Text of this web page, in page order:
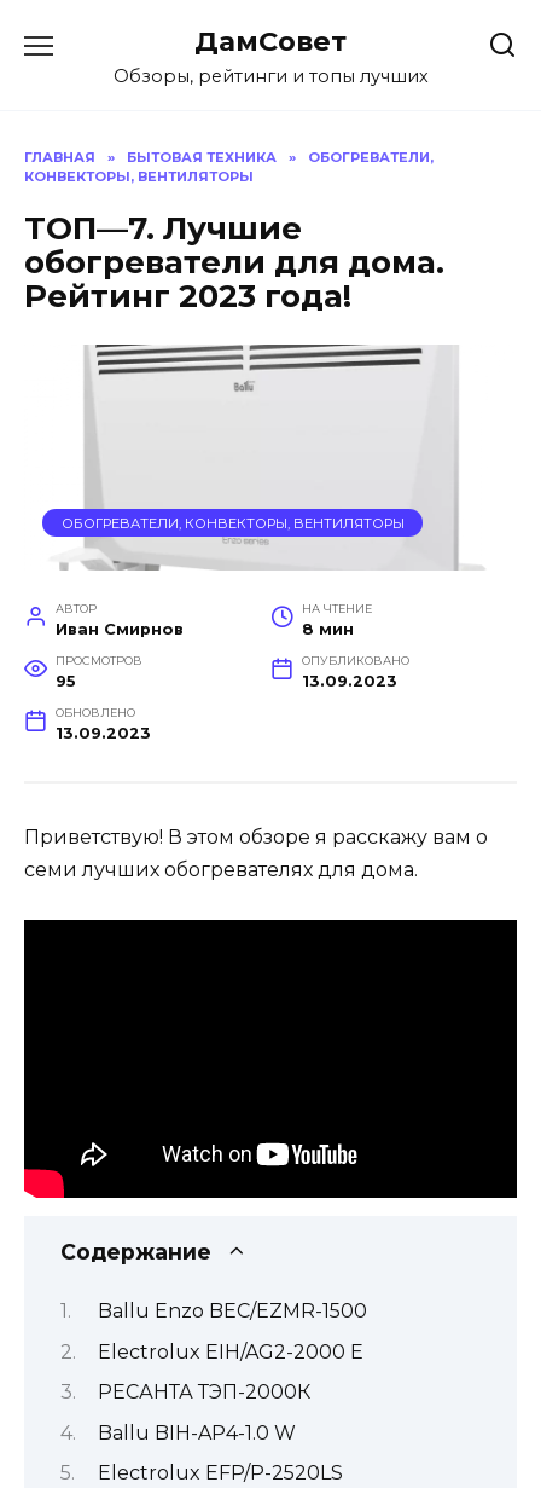
содержанию
ДамСовет
Обзоры, рейтинги и топы лучших
ГЛАВНАЯ » БЫТОВАЯ ТЕХНИКА »
ОБОГРЕВАТЕЛИ,
КОНВЕКТОРЫ, ВЕНТИЛЯТОРЫ
ТОП—7. Лучшие
обогреватели для дома.
Рейтинг 2023 года!
ОБОГРЕВАТЕЛИ, КОНВЕКТОРЫ, ВЕНТИЛЯТОРЫ
АВТОР
Иван Смирнов
НА ЧТЕНИЕ
8 мин
ПРОСМОТРОВ
95
ОПУБЛИКОВАНО
13.09.2023
ОБНОВЛЕНО
13.09.2023
Приветствую! В этом обзоре я расскажу вам о
семи лучших обогревателях для дома.
Содержание
Ballu Enzo BEC/EZMR-1500
Electrolux EIH/AG2-2000 E
РЕСАНТА ТЭП-2000К
Ballu BIH-AP4-1.0 W
Electrolux EFP/P-2520LS